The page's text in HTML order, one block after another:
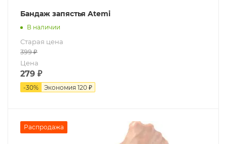
Бандаж запястья Atemi
В наличии
Старая цена
399₽
Цена
279 ₽
-30% Экономия 120 ₽
Распродажа